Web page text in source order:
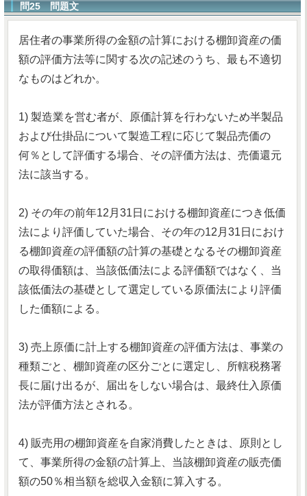
問25 問題文
居住者の事業所得の金額の計算における棚卸資産の価
額の評価方法等に関する次の記述のうち、最も不適切
なものはどれか。
1) 製造業を営む者が、原価計算を行わないため半製品
および仕掛品について製造工程に応じて製品売価の
何％として評価する場合、その評価方法は、売価還元
法に該当する。
2) その年の前年12月31日における棚卸資産につき低価
法により評価していた場合、その年の12月31日におけ
る棚卸資産の評価額の計算の基礎となるその棚卸資産
の取得価額は、当該低価法による評価額ではなく、当
該低価法の基礎として選定している原価法により評価
した価額による。
3) 売上原価に計上する棚卸資産の評価方法は、事業の
種類ごと、棚卸資産の区分ごとに選定し、所轄税務署
長に届け出るが、届出をしない場合は、最終仕入原価
法が評価方法とされる。
4) 販売用の棚卸資産を自家消費したときは、原則とし
て、事業所得の金額の計算上、当該棚卸資産の販売価
額の50％相当額を総収入金額に算入する。